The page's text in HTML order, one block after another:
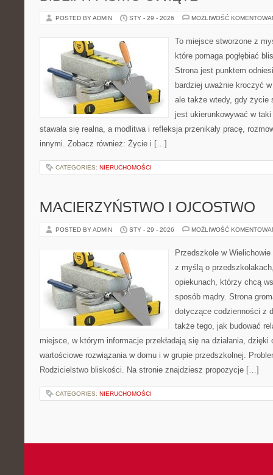
POSTED BY ADMIN STY - 29 - 2026 MOŻLIWOŚĆ
To miejsce stworzone z
które pomaga pogłębiać
Strona jest punktem
bardziej uważnie kroczyć
ale także wtedy, gdy życie
jest ukierunkowywać w
stawała się realna, a modlitwa i refleksja przenikały pracę,
innymi. Zobacz również: Życie i […]
CATEGORIES: NIERUCHOMOŚCI
MACIERZYŃSTWO I OJCOSTWO
POSTED BY ADMIN STY - 29 - 2026 MOŻLIWOŚĆ
Przedszkole w
z myślą o
opiekunach, którzy chcą
sposób mądry. Strona
dotyczące codzienności z
także tego, jak budować
miejsce, w którym informacje przekładają się na działania, dzięki
wartościowe rozwiązania w domu i w grupie przedszkolnej.
Rodzicielstwo bliskości. Na stronie znajdziesz propozycje […]
CATEGORIES: NIERUCHOMOŚCI